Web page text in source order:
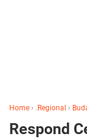
Home › .Regional ›
Respond